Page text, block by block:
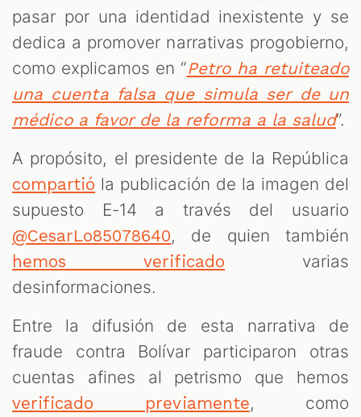
pasar por una identidad inexistente y se
dedica a promover narrativas progobierno,
como explicamos en “Petro ha retuiteado
una cuenta falsa que simula ser de un
médico a favor de la reforma a la salud”.
A propósito, el presidente de la República
compartió la publicación de la imagen del
supuesto E-14 a través del usuario
@CesarLo85078640, de quien también
hemos verificado varias
desinformaciones.
Entre la difusión de esta narrativa de
fraude contra Bolívar participaron otras
cuentas afines al petrismo que hemos
verificado previamente, como